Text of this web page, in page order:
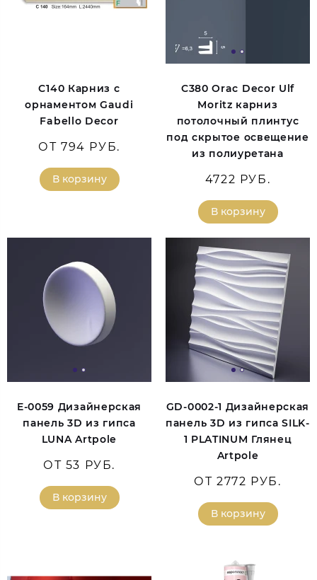
C140 Карниз с
орнаментом Gaudi
Fabello Decor
ОТ 794 РУБ.
В корзину
C380 Orac Decor Ulf
Moritz карниз
потолочный плинтус
под скрытое освещение
из полиуретана
4722 РУБ.
В корзину
E-0059 Дизайнерская
панель 3D из гипса
LUNA Artpole
ОТ 53 РУБ.
В корзину
GD-0002-1 Дизайнерская
панель 3D из гипса SILK-
1 PLATINUM Глянец
Artpole
ОТ 2772 РУБ.
В корзину